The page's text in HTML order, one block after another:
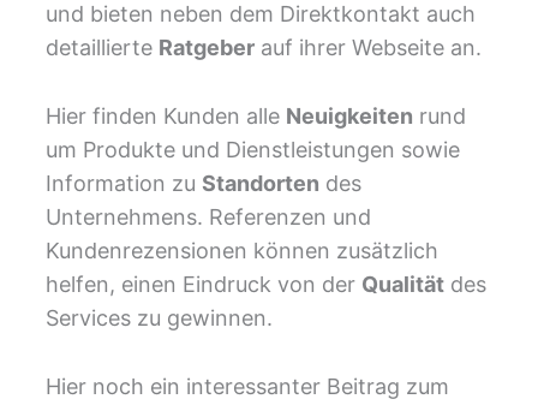
und bieten neben dem Direktkontakt auch
detaillierte Ratgeberauf ihrer Webseite an.
Hier finden Kunden alle Neuigkeiten rund
um Produkte und Dienstleistungen sowie
Information zu Standorten des
Unternehmens. Referenzen und
Kundenrezensionen können zusätzlich
helfen, einen Eindruck von der Qualitätdes
Services zu gewinnen.
Hier noch ein interessanter Beitrag zum